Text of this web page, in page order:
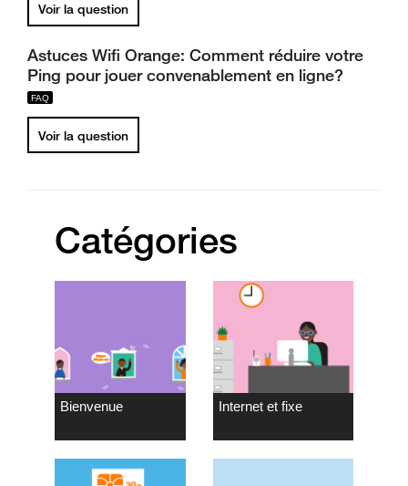
Voir la question
Astuces Wifi Orange: Comment réduire votre
Ping pour jouer convenablement en ligne?
Voir la question
Catégories
Bienvenue Internet et fixe